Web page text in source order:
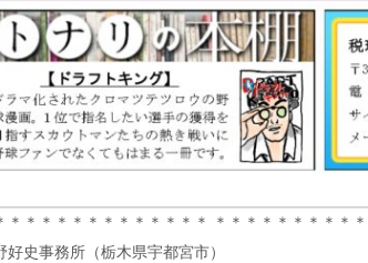
＊＊＊＊＊＊＊＊＊＊＊＊＊ ＊＊＊＊＊＊＊＊＊＊
好史事務所（栃木県宇都宮市）